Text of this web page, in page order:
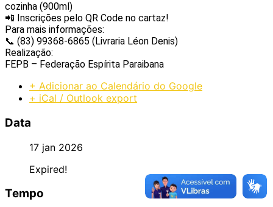
cozinha (900ml)
📲 Inscrições pelo QR Code no cartaz!
Para mais informações:
📞 (83) 99368-6865 (Livraria Léon Denis)
Realização:
FEPB – Federação Espírita Paraibana
+ Adicionar ao Calendário do Google
+ iCal / Outlook export
Data
17 jan 2026
Expired!
Tempo